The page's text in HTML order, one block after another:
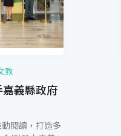
教
義縣政府
閱讀，打造多